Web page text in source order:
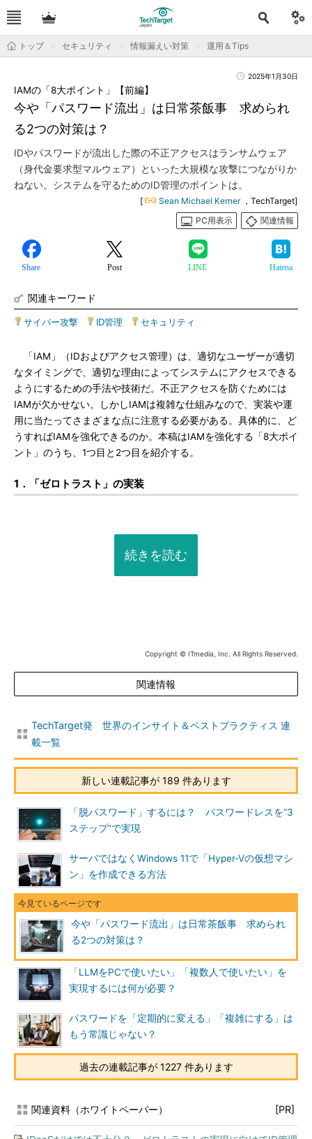
トップ セキュリティ 情報漏えい対策 運用＆Tips
2025年1月30日
今や「パスワード流出」は日常茶飯事 求められ
る2つの対策は？
IAMの「8大ポイント」【前編】
IDやパスワードが流出した際の不正アクセスはランサムウェア
（身代金要求型マルウェア）といった大規模な攻撃につながりか
ねない。システムを守るためのID管理のポイントは。
[ Sean Michael Kerner ，TechTarget]
PC用表示
関連情報
Share Post LINE Hatena
関連キーワード
サイバー攻撃 ID管理 セキュリティ
「IAM」（IDおよびアクセス管理）は、適切なユーザーが適切
なタイミングで、適切な理由によってシステムにアクセスできる
ようにするための手法や技術だ。不正アクセスを防ぐためには
IAMが欠かせない。しかしIAMは複雑な仕組みなので、実装や運
用に当たってさまざまな点に注意する必要がある。具体的に、ど
うすればIAMを強化できるのか。本稿はIAMを強化する「8大ポイ
ント」のうち、1つ目と2つ目を紹介する。
1．「ゼロトラスト」の実装
続きを読む
Copyright © ITmedia, Inc. All Rights Reserved.
関連情報
TechTarget発 世界のインサイト＆ベストプラクティス 連
載一覧
新しい連載記事が 189 件あります
「脱パスワード」するには？ パスワードレスを“3
ステップ”で実現
サーバではなくWindows 11で「Hyper-Vの仮想マシ
ン」を作成できる方法
今や「パスワード流出」は日常茶飯事 求められ
る2つの対策は？
「LLMをPCで使いたい」「複数人で使いたい」を
実現するには何が必要？
パスワードを「定期的に変える」「複雑にする」は
もう常識じゃない？
過去の連載記事が 1227 件あります
関連資料（ホワイトペーパー） [PR]